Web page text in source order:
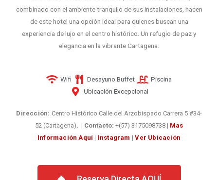
combinado con el ambiente tranquilo de sus instalaciones, hacen
de este hotel una opción ideal para quienes buscan una
experiencia de lujo en el centro histórico. Un refugio de paz y
elegancia en la vibrante Cartagena.
Wifi Desayuno Buffet
Piscina
Ubicación Excepcional
Dirección: Centro Histórico Calle del Arzobispado Carrera 5 #34-
52 (Cartagena). | Contacto: +(57) 3175098738| Mas
Información Aquí | Instagram |Ver Ubicación